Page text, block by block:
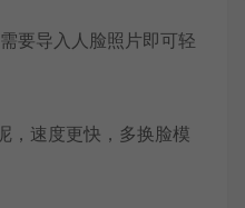
要导入人脸照片即可轻
，速度更快，多换脸模